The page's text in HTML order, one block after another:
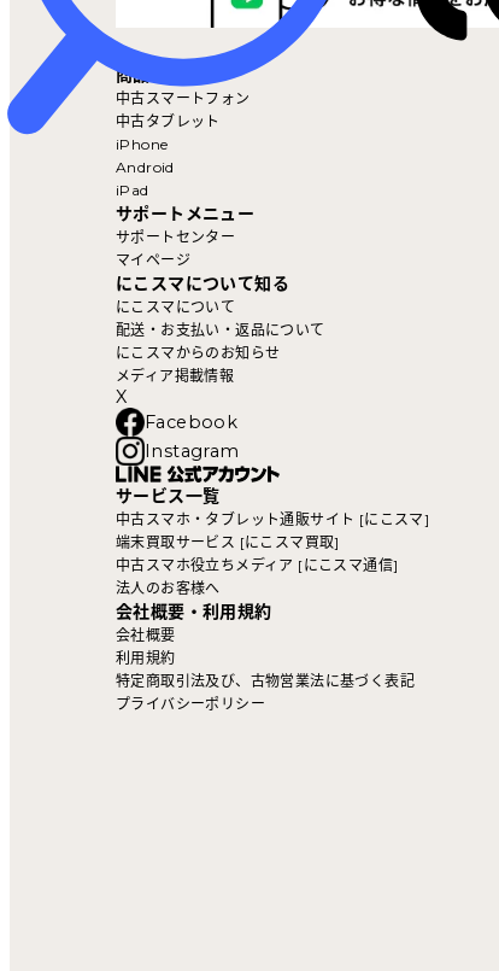
商品を探す
中古スマートフォン
中古タブレット
iPhone
Android
iPad
サポートメニュー
サポートセンター
マイページ
にこスマについて知る
にこスマについて
配送・お支払い・返品について
にこスマからのお知らせ
メディア掲載情報
X
Facebook
Instagram
サービス一覧
中古スマホ・タブレット通販サイト [にこスマ]
端末買取サービス [にこスマ買取]
中古スマホ役立ちメディア [にこスマ通信]
法人のお客様へ
会社概要・利用規約
会社概要
利用規約
特定商取引法及び、古物営業法に基づく表記
プライバシーポリシー